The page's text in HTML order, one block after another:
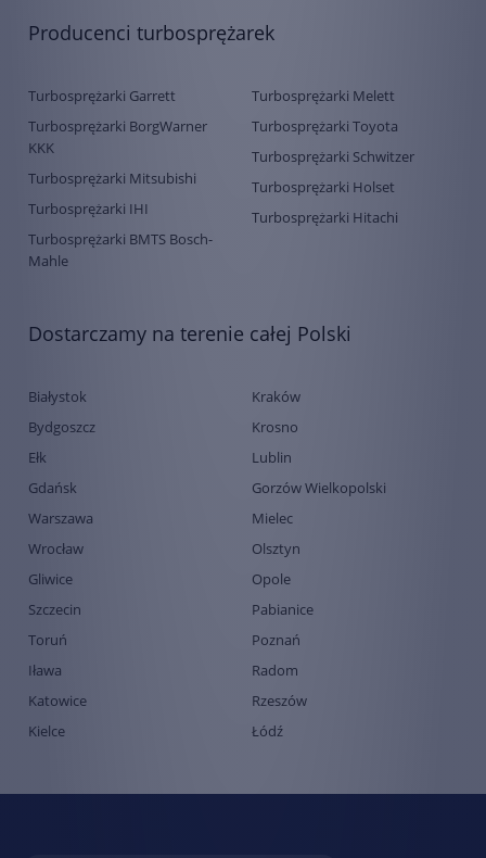
Producenci turbosprężarek
Turbosprężarki Garrett
Turbosprężarki BorgWarner
KKK
Turbosprężarki Mitsubishi
Turbosprężarki IHI
Turbosprężarki BMTS Bosch-
Mahle
Turbosprężarki Melett
Turbosprężarki Toyota
Turbosprężarki Schwitzer
Turbosprężarki Holset
Turbosprężarki Hitachi
Dostarczamy na terenie całej Polski
Białystok
Bydgoszcz
Ełk
Gdańsk
Warszawa
Wrocław
Gliwice
Szczecin
Toruń
Iława
Katowice
Kielce
Kraków
Krosno
Lublin
Gorzów Wielkopolski
Mielec
Olsztyn
Opole
Pabianice
Poznań
Radom
Rzeszów
Łódź